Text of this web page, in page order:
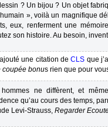
? Un bijou ? Un objet
», voilà un magnifique
eux, renferment une
son histoire. Au besoin,
ajouté une citation deCLS que
coupée bonus rien que pour
hommes ne diffèrent, et
qu’au cours des temps,
Levi-Strauss, Regarder